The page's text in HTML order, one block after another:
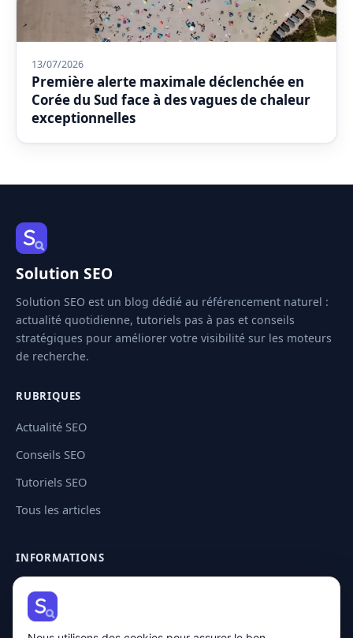
13/07/2026
Première alerte maximale déclenchée en
Corée du Sud face à des vagues de chaleur
exceptionnelles
Solution SEO
Solution SEO est un blog dédié au référencement naturel :
actualité quotidienne, tutoriels pas à pas et conseils
stratégiques pour améliorer votre visibilité sur les moteurs
de recherche.
RUBRIQUES
Actualité SEO
Conseils SEO
Tutoriels SEO
Tous les articles
INFORMATIONS
Contact
Plan de site